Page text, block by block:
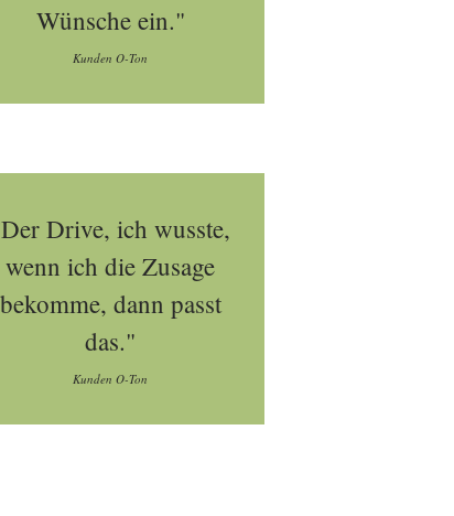
Wünsche ein."
Kunden O-Ton
Drive, ich wusste,
wenn ich die Zusage
bekomme, dann passt
das."
Kunden O-Ton